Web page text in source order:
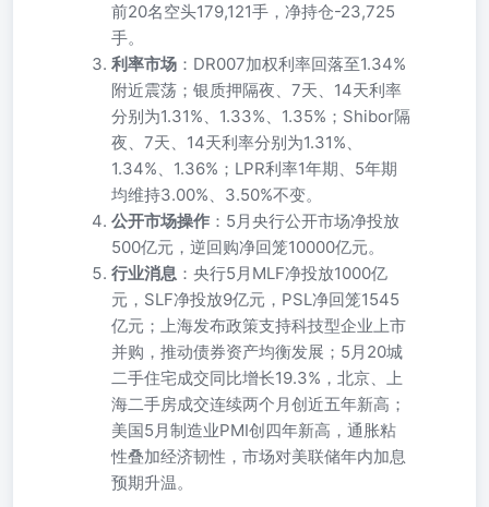
前20名空头179,121手，净持仓-23,725
手。
利率市场 ：DR007加权利率回落至1.34%
附近震荡；银质押隔夜、7天、14天利率
分别为1.31%、1.33%、1.35%；Shibor隔
夜、7天、14天利率分别为1.31%、
1.34%、1.36%；LPR利率1年期、5年期
均维持3.00%、3.50%不变。
公开市场操作 ：5月央行公开市场净投放
500亿元，逆回购净回笼10000亿元。
行业消息 ：央行5月MLF净投放1000亿
元，SLF净投放9亿元，PSL净回笼1545
亿元；上海发布政策支持科技型企业上市
并购，推动债券资产均衡发展；5月20城
二手住宅成交同比增长19.3%，北京、上
海二手房成交连续两个月创近五年新高；
美国5月制造业PMI创四年新高，通胀粘
性叠加经济韧性，市场对美联储年内加息
预期升温。